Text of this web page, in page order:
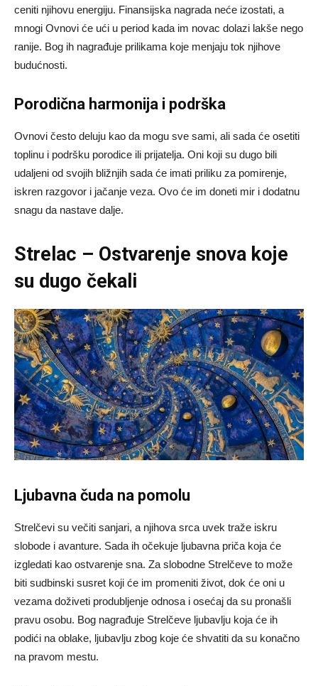
ceniti njihovu energiju. Finansijska nagrada neće izostati, a
mnogi Ovnovi će ući u period kada im novac dolazi lakše nego
ranije. Bog ih nagrađuje prilikama koje menjaju tok njihove
budućnosti.
Porodična harmonija i podrška
Ovnovi često deluju kao da mogu sve sami, ali sada će osetiti
toplinu i podršku porodice ili prijatelja. Oni koji su dugo bili
udaljeni od svojih bližnjih sada će imati priliku za pomirenje,
iskren razgovor i jačanje veza. Ovo će im doneti mir i dodatnu
snagu da nastave dalje.
Strelac – Ostvarenje snova koje
su dugo čekali
Ljubavna čuda na pomolu
Strelčevi su večiti sanjari, a njihova srca uvek traže iskru
slobode i avanture. Sada ih očekuje ljubavna priča koja će
izgledati kao ostvarenje sna. Za slobodne Strelčeve to može
biti sudbinski susret koji će im promeniti život, dok će oni u
vezama doživeti produbljenje odnosa i osećaj da su pronašli
pravu osobu. Bog nagrađuje Strelčeve ljubavlju koja će ih
podići na oblake, ljubavlju zbog koje će shvatiti da su konačno
na pravom mestu.